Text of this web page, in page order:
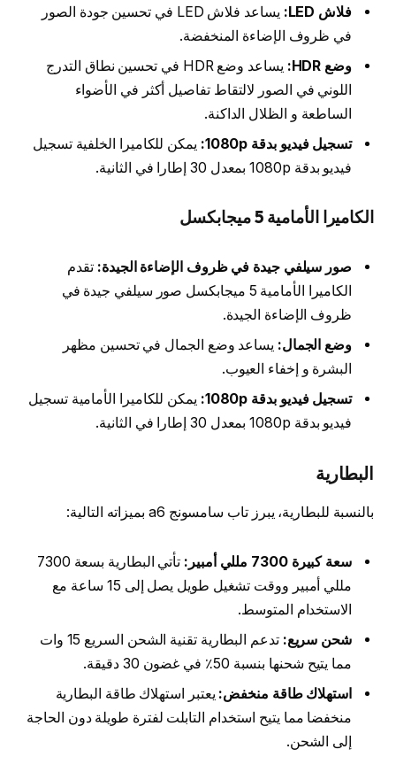
فلاش LED:
يساعد فلاش LED في تحسين جودة الصور
في ظروف الإضاءة المنخفضة.
وضع HDR:
يساعد وضع HDR في تحسين نطاق التدرج
اللوني في الصور لالتقاط تفاصيل أكثر في الأضواء
الساطعة و الظلال الداكنة.
تسجيل فيديو بدقة 1080p:
يمكن للكاميرا الخلفية تسجيل
فيديو بدقة 1080p بمعدل 30 إطارا في الثانية.
الكاميرا الأمامية 5 ميجابكسل
صور سيلفي جيدة في ظروف الإضاءة الجيدة: تقدم
الكاميرا الأمامية 5 ميجابكسل صور سيلفي جيدة في
ظروف الإضاءة الجيدة.
وضع الجمال: يساعد وضع الجمال في تحسين مظهر
البشرة و إخفاء العيوب.
تسجيل فيديو بدقة 1080p:
يمكن للكاميرا الأمامية تسجيل
فيديو بدقة 1080p بمعدل 30 إطارا في الثانية.
البطارية
بالنسبة للبطارية، يبرز تاب سامسونج a6 بميزاته التالية:
سعة كبيرة 7300 مللي أمبير:
تأتي البطارية بسعة 7300
مللي أمبير ووقت تشغيل طويل يصل إلى 15 ساعة مع
الاستخدام المتوسط.
شحن سريع:
تدعم البطارية تقنية الشحن السريع 15 وات
مما يتيح شحنها بنسبة 50٪ في غضون 30 دقيقة.
استهلاك طاقة منخفض: يعتبر استهلاك طاقة البطارية
منخفضا مما يتيح استخدام التابلت لفترة طويلة دون الحاجة
إلى الشحن.